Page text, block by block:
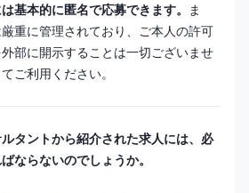
基本的に匿名で応募できます。 ま
重に管理されており、ご本人の許可
部に開示することは一切ございませ
ご利用ください。
タントから紹介された求人には、必
ならないのでしょうか。